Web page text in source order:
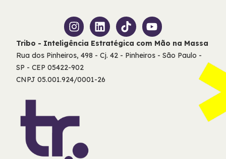
Tribo - Inteligência Estratégica com Mão na Massa
Rua dos Pinheiros, 498 - Cj. 42 - Pinheiros - São Paulo -
SP - CEP 05422-902
CNPJ 05.001.924/0001-26